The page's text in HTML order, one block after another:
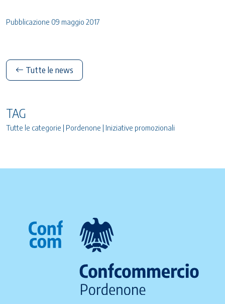
Pubblicazione 09 maggio 2017
Tutte le news
TAG
Tutte le categorie | Pordenone | Iniziative promozionali